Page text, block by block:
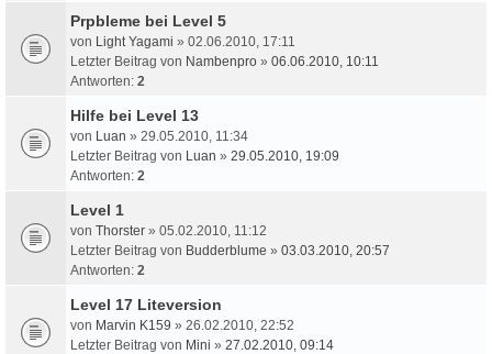
Prpbleme bei Level 5
von Light Yagami » 02.06.2010, 17:11
Letzter Beitrag von Nambenpro » 06.06.2010, 10:11
Antworten: 2
Hilfe bei Level 13
von Luan » 29.05.2010, 11:34
Letzter Beitrag von Luan » 29.05.2010, 19:09
Antworten: 2
Level 1
von Thorster » 05.02.2010, 11:12
Letzter Beitrag von Budderblume » 03.03.2010, 20:57
Antworten: 2
Level 17 Liteversion
von Marvin K159 » 26.02.2010, 22:52
Letzter Beitrag von Mini » 27.02.2010, 09:14